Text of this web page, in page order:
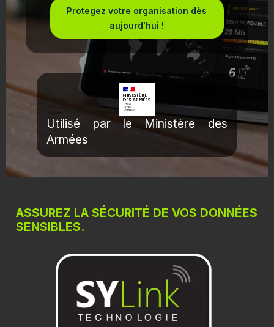
Protegez votre organisation dès
aujourd'hui !
Utilisé par le Ministère des
Armées
ASSUREZ LA SÉCURITÉ DE VOS DONNÉES
SENSIBLES.